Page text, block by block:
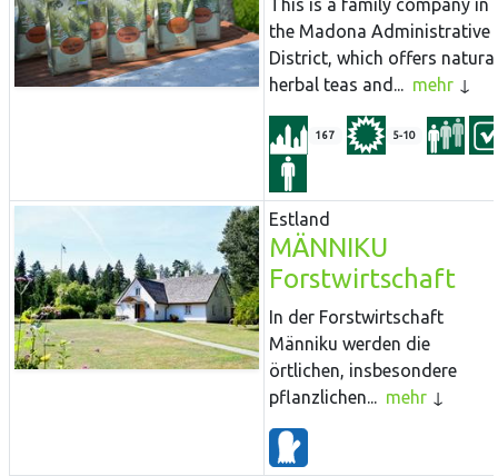
This is a family company in
the Madona Administrative
District, which offers natural
herbal teas and... mehr
167 5-10
Estland
MÄNNIKU
Forstwirtschaft
In der Forstwirtschaft
Männiku werden die
örtlichen, insbesondere
pflanzlichen... mehr